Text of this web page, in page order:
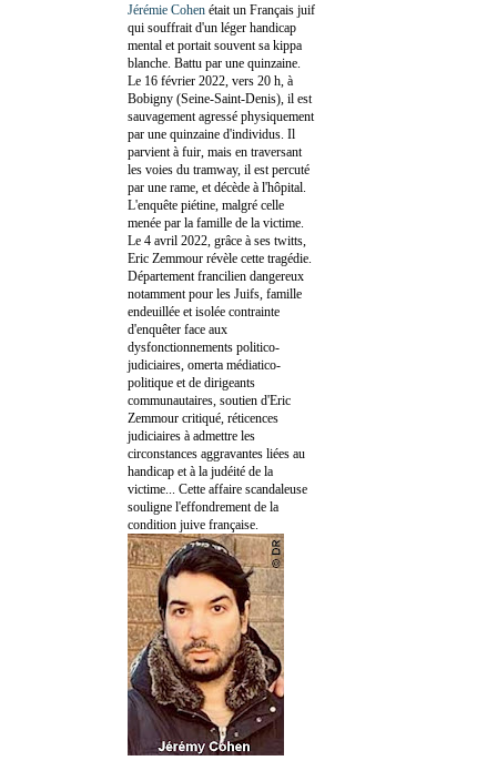
Jérémie Cohen était un Français juif
qui souffrait d'un léger handicap
mental et portait souvent sa kippa
blanche. Battu par une quinzaine.
Le 16 février 2022, vers 20 h, à
Bobigny (Seine-Saint-Denis), il est
sauvagement agressé physiquement
par une quinzaine d'individus. Il
parvient à fuir, mais en traversant
les voies du tramway, il est percuté
par une rame, et décède à l'hôpital.
L'enquête piétine, malgré celle
menée par la famille de la victime.
Le 4 avril 2022, grâce à ses twitts,
Eric Zemmour révèle cette tragédie.
Département francilien dangereux
notamment pour les Juifs, famille
endeuillée et isolée contrainte
d'enquêter face aux
dysfonctionnements politico-
judiciaires, omerta médiatico-
politique et de dirigeants
communautaires, soutien d'Eric
Zemmour critiqué, réticences
judiciaires à admettre les
circonstances aggravantes liées au
handicap et à la judéité de la
victime... Cette affaire scandaleuse
souligne l'effondrement de la
condition juive française.